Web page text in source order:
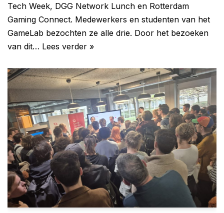
Tech Week, DGG Network Lunch en Rotterdam
Gaming Connect. Medewerkers en studenten van het
GameLab bezochten ze alle drie. Door het bezoeken
van dit… Lees verder »